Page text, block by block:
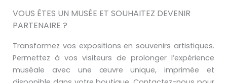
VOUS ÊTES UN MUSÉE ET SOUHAITEZ DEVENIR
PARTENAIRE ?
Transformez vos expositions en souvenirs artistiques.
Permettez à vos visiteurs de prolonger l’expérience
muséale avec une œuvre unique, imprimée et